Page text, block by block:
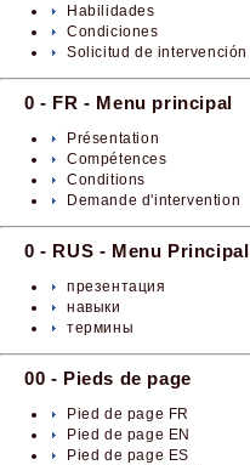
Habilidades
Condiciones
Solicitud de intervención
0 - FR - Menu principal
Présentation
Compétences
Conditions
Demande d'intervention
0 - RUS - Menu Principal
презентация
навыки
термины
00 - Pieds de page
Pied de page FR
Pied de page EN
Pied de page ES